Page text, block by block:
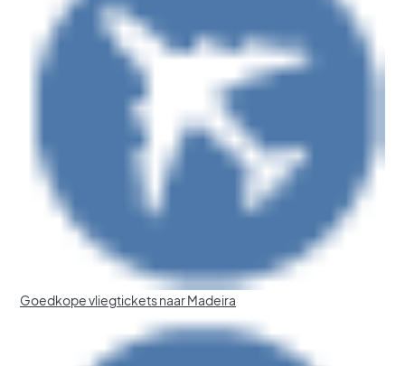
Goedkope vliegtickets naar Madeira